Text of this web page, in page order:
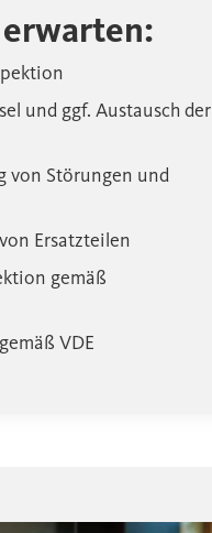
erwarten:
und ggf. Austausch der
von Störungen und
Ersatzteilen
gemäß
VDE